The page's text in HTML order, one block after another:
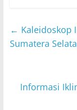
s
A
er
← Kaleidoskop
Sumatera
Informasi